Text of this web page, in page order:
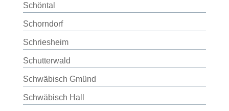
Schöntal
Schorndorf
Schriesheim
Schutterwald
Schwäbisch Gmünd
Schwäbisch Hall